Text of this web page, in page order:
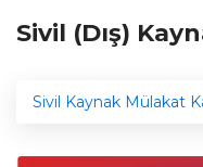
Sivil (Dış)
Sivil Kaynak Mülakat